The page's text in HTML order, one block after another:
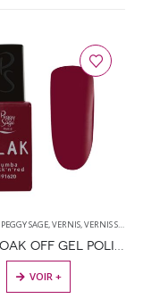
PEGGY SAGE,VERNIS,VERNIS SEMI PERMANENT
I-LAK SOAK OFF GEL POLISH ROCK’N’RED – 11ML
VOIR +